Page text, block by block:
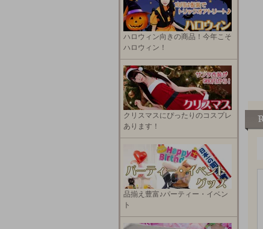
ハロウィン向きの商品！今年こそ
ハロウィン！
クリスマスにぴったりのコスプレ
あります！
品揃え豊富♪パーティー・イベン
ト